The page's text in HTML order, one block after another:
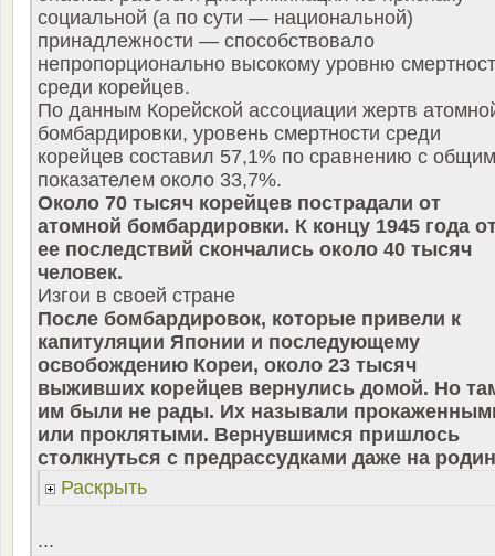
социальной (а по сути — национальной)
принадлежности — способствовало
непропорционально высокому уровню
среди корейцев.
По данным Корейской ассоциации жертв
бомбардировки, уровень смертности среди
корейцев составил 57,1% по сравнению с общим
показателем около 33,7%.
Около 70 тысяч корейцев пострадали от
атомной бомбардировки. К концу 1945 года
ее последствий скончались около 40 тысяч
человек.
Изгои в своей стране
После бомбардировок, которые привели к
капитуляции Японии и последующему
освобождению Кореи, около 23 тысяч
выживших корейцев вернулись домой. Но
им были не рады. Их называли
или проклятыми. Вернувшимся пришлось
столкнуться с предрассудками даже на
Раскрыть
...